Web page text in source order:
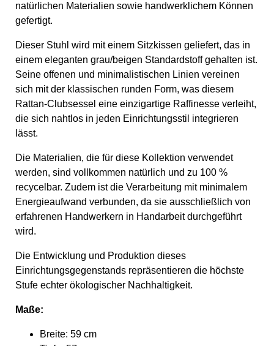
natürlichen Materialien sowie handwerklichem Können
gefertigt.
Dieser Stuhl wird mit einem Sitzkissen geliefert, das in
einem eleganten grau/beigen Standardstoff gehalten ist.
Seine offenen und minimalistischen Linien vereinen
sich mit der klassischen runden Form, was diesem
Rattan-Clubsessel eine einzigartige Raffinesse verleiht,
die sich nahtlos in jeden Einrichtungsstil integrieren
lässt.
Die Materialien, die für diese Kollektion verwendet
werden, sind vollkommen natürlich und zu 100 %
recycelbar. Zudem ist die Verarbeitung mit minimalem
Energieaufwand verbunden, da sie ausschließlich von
erfahrenen Handwerkern in Handarbeit durchgeführt
wird.
Die Entwicklung und Produktion dieses
Einrichtungsgegenstands repräsentieren die höchste
Stufe echter ökologischer Nachhaltigkeit.
Maße:
Breite: 59 cm